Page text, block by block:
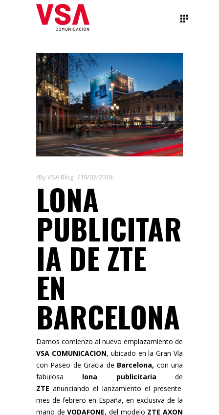
ByVSA Blog 19/02/2018
LONA
PUBLICITAR
IA DE ZTE
EN
BARCELONA
Damos comienzo al nuevo emplazamiento de
VSA COMUNICACION, ubicado en la Gran Vía
con Paseo de Gracia de Barcelona, con una
fabulosa lona publicitaria de
ZTE anunciando el lanzamiento el presente
mes de febrero en España, en exclusiva de la
mano deVODAFONE, del modelo ZTE AXON